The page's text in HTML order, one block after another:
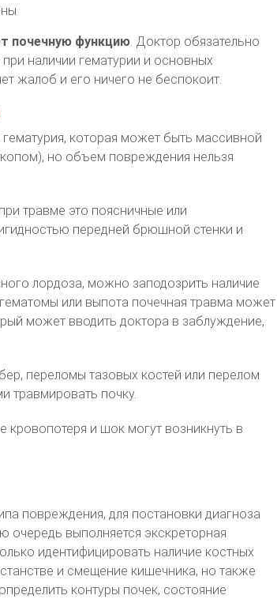
почечную функцию. Доктор обязательно
наличии гематурии и основных
жалоб и его ничего не беспокоит.
которая может быть массивной
но объем повреждения нельзя
травме это поясничные или
передней брюшной стенки и
лордоза, можно заподозрить наличие
или выпота почечная травма может
может вводить доктора в заблуждение,
переломы тазовых костей или перелом
травмировать почку.
и шок могут возникнуть в
повреждения, для постановки диагноза
очередь выполняется экскреторная
идентифицировать наличие костных
и смещение кишечника, но также
контуры почек, состояние